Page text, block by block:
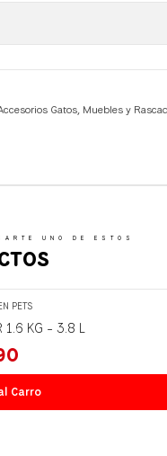
Gatos, Muebles y
UNO DE ESTOS
PETS
1.6 KG - 3.8 L
Carro